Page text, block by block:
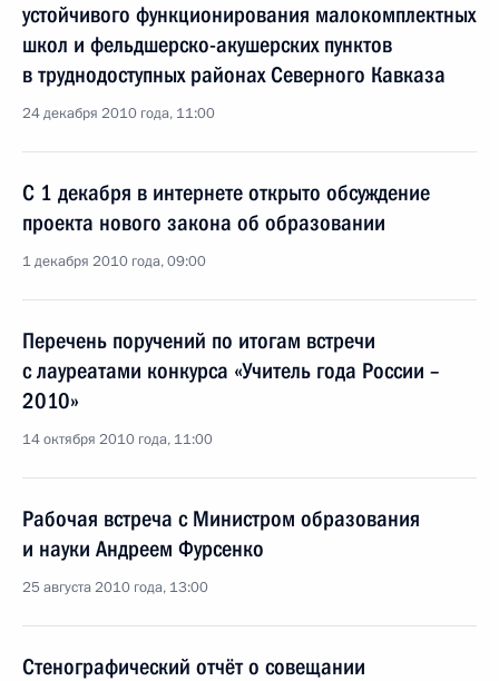
устойчивого функционирования малокомплектных
школ и фельдшерско-акушерских пунктов
в труднодоступных районах Северного Кавказа
24 декабря 2010 года, 11:00
С 1 декабря в интернете открыто обсуждение
проекта нового закона об образовании
1 декабря 2010 года, 09:00
Перечень поручений по итогам встречи
с лауреатами конкурса «Учитель года России –
2010»
14 октября 2010 года, 11:00
Рабочая встреча с Министром образования
и науки Андреем Фурсенко
25 августа 2010 года, 13:00
Стенографический отчёт о совещании